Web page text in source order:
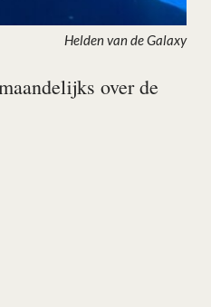
Helden van de Galaxy
over de